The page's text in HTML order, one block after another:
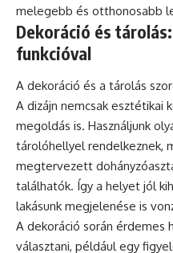
melegebb és otthonosabb
Dekoráció és
funkcióval
A dekoráció és a tárolás
A dizájn nemcsak esztétikai
megoldás is. Használjunk
tárolóhellyel rendelkeznek,
megtervezett
találhatók. Így a helyet jól
lakásunk megjelenése is
A dekoráció során érdemes
választani, például egy